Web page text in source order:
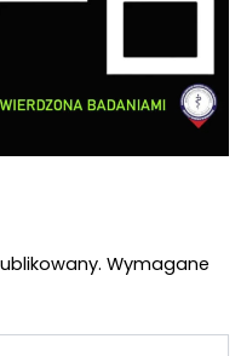
Wymagane